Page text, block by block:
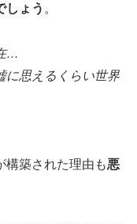
しょう 。
…
に思えるくらい世界
構築された理由も悪